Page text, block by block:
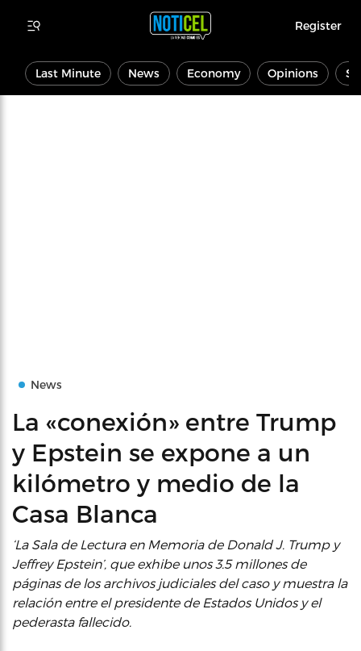
Register
Last Minute News Economy Opinions
News
La «conexión» entre Trump
y Epstein se expone a un
kilómetro y medio de la
Casa Blanca
‘La Sala de Lectura en Memoria de Donald J. Trump y
Jeffrey Epstein’, que exhibe unos 3.5 millones de
páginas de los archivos judiciales del caso y muestra la
relación entre el presidente de Estados Unidos y el
pederasta fallecido.